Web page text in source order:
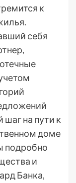
к
себя
шаг на пути к
доме
подробно
и
Банка,